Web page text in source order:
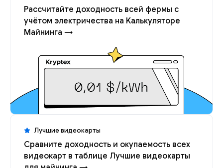
Рассчитайте доходность всей фермы с
учётом электричества на Kалькуляторе
Майнинга →
Лучшие видеокарты
Сравните доходность и окупаемость всех
видеокарт в таблице Лучшие видеокарты